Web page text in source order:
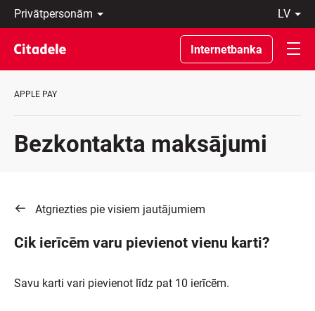
Privātpersonām
Uzņēmumiem
Private
Banking
Par
C
lv
Latviski
По-
русски
In
Internetbanka
APPLE PAY
Bezkontakta maksājumi
Atgriezties pie visiem jautājumiem
Cik ierīcēm varu pievienot vienu karti?
Savu karti vari pievienot līdz pat 10 ierīcēm.